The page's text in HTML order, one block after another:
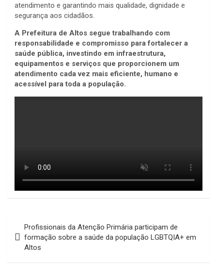
atendimento e garantindo mais qualidade, dignidade e
segurança aos cidadãos.
A Prefeitura de Altos segue trabalhando com
responsabilidade e compromisso para fortalecer a
saúde pública, investindo em infraestrutura,
equipamentos e serviços que proporcionem um
atendimento cada vez mais eficiente, humano e
acessível para toda a população.
de
Post
Profissionais da Atenção Primária participam de
formação sobre a saúde da população LGBTQIA+ em
Altos